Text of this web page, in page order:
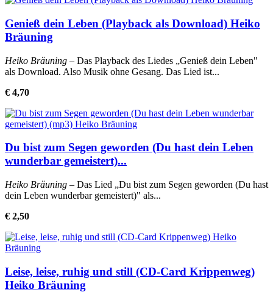
Genieß dein Leben (Playback als Download) Heiko
Bräuning
Heiko Bräuning – Das Playback des Liedes „Genieß dein Leben"
als Download. Also Musik ohne Gesang. Das Lied ist...
€ 4,70
Du bist zum Segen geworden (Du hast dein Leben
wunderbar gemeistert)...
Heiko Bräuning – Das Lied „Du bist zum Segen geworden (Du hast
dein Leben wunderbar gemeistert)" als...
€ 2,50
Leise, leise, ruhig und still (CD-Card Krippenweg)
Heiko Bräuning